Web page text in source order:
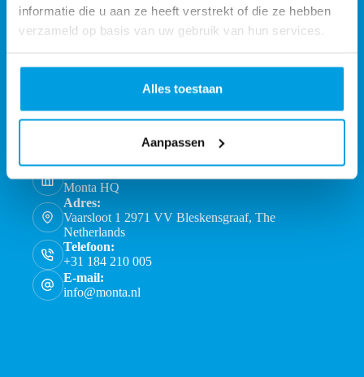
informatie die u aan ze heeft verstrekt of die ze hebben
verzameld op basis van uw gebruik van hun services.
Alles toestaan
Aanpassen
Monta HQ
Adres:
Vaarsloot 1 2971 VV Bleskensgraaf, The
Netherlands
Telefoon:
+31 184 210 005
E-mail:
info@monta.nl